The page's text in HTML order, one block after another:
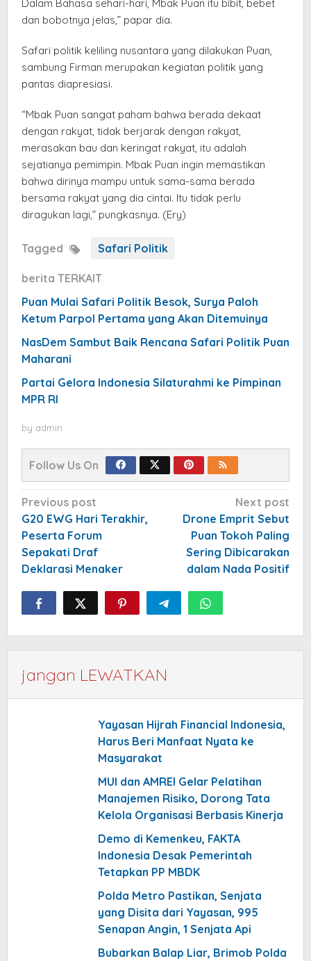
Dalam Bahasa sehari-hari, Mbak Puan itu bibit, bebet
dan bobotnya jelas,” papar dia.
Safari politik keliling nusantara yang dilakukan Puan,
sambung Firman merupakan kegiatan politik yang
pantas diapresiasi.
“Mbak Puan sangat paham bahwa berada dekaat
dengan rakyat, tidak berjarak dengan rakyat,
merasakan bau dan keringat rakyat, itu adalah
sejatianya pemimpin. Mbak Puan ingin memastikan
bahwa dirinya mampu untuk sama-sama berada
bersama rakyat yang dia cintai. Itu tidak perlu
diragukan lagi,” pungkasnya. (Ery)
Tagged Safari Politik
berita TERKAIT
Puan Mulai Safari Politik Besok, Surya Paloh
Ketum Parpol Pertama yang Akan Ditemuinya
NasDem Sambut Baik Rencana Safari Politik Puan
Maharani
Partai Gelora Indonesia Silaturahmi ke Pimpinan
MPR RI
by admin
Follow Us On
Post
navigation
Previous post
G20 EWG Hari Terakhir,
Peserta Forum
Sepakati Draf
Deklarasi Menaker
Next post
Drone Emprit Sebut
Puan Tokoh Paling
Sering Dibicarakan
dalam Nada Positif
jangan LEWATKAN
Yayasan Hijrah Financial Indonesia,
Harus Beri Manfaat Nyata ke
Masyarakat
MUI dan AMREI Gelar Pelatihan
Manajemen Risiko, Dorong Tata
Kelola Organisasi Berbasis Kinerja
Demo di Kemenkeu, FAKTA
Indonesia Desak Pemerintah
Tetapkan PP MBDK
Polda Metro Pastikan, Senjata
yang Disita dari Yayasan, 995
Senapan Angin, 1 Senjata Api
Bubarkan Balap Liar, Brimob Polda